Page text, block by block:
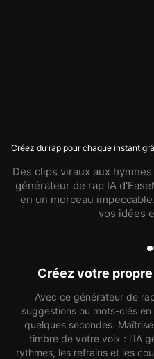
Créez du rap pour chaque instant
Des clips viraux aux
générateur de rap IA
en un morceau
vos idées
Créez votre
Avec ce générateur de
suggestions ou mots-clés
quelques secondes.
timbre de votre voix : l’IA
rythmes, les refrains et les